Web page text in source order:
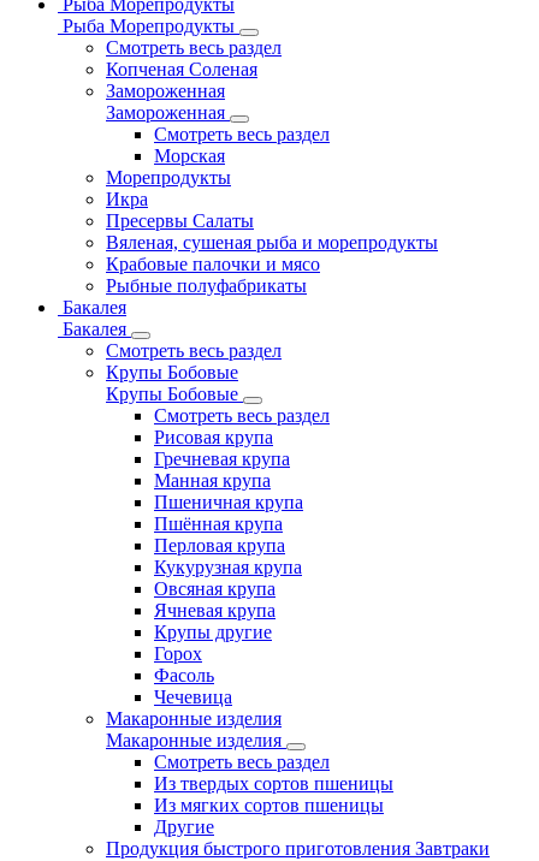
Рыба Морепродукты
Рыба Морепродукты
Смотреть весь раздел
Копченая Соленая
Замороженная
Замороженная
Смотреть весь раздел
Морская
Морепродукты
Икра
Пресервы Салаты
Вяленая, сушеная рыба и морепродукты
Крабовые палочки и мясо
Рыбные полуфабрикаты
Бакалея
Бакалея
Смотреть весь раздел
Крупы Бобовые
Крупы Бобовые
Смотреть весь раздел
Рисовая крупа
Гречневая крупа
Манная крупа
Пшеничная крупа
Пшённая крупа
Перловая крупа
Кукурузная крупа
Овсяная крупа
Ячневая крупа
Крупы другие
Горох
Фасоль
Чечевица
Макаронные изделия
Макаронные изделия
Смотреть весь раздел
Из твердых сортов пшеницы
Из мягких сортов пшеницы
Другие
Продукция быстрого приготовления Завтраки